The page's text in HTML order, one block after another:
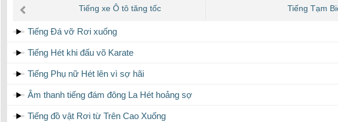
thanh
Tiếng xe Ô tô tăng tốc Tiếng Tạm
Tiếng Đá vỡ Rơi xuống
Tiếng Hét khi đấu võ Karate
Tiếng Phụ nữ Hét lên vì sợ hãi
Âm thanh tiếng đám đông La Hét hoảng sợ
Tiếng đồ vật Rơi từ Trên Cao Xuống